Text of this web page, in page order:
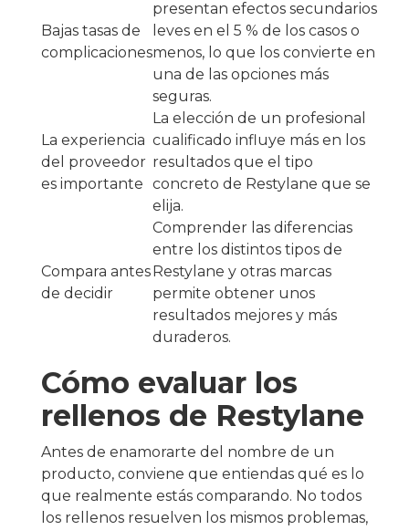
Bajas tasas de
complicaciones
presentan efectos secundarios
leves en el 5 % de los casos o
menos, lo que los convierte en
una de las opciones más
seguras.
La experiencia
del proveedor
es importante
La elección de un profesional
cualificado influye más en los
resultados que el tipo
concreto de Restylane que se
elija.
Compara antes
de decidir
Comprender las diferencias
entre los distintos tipos de
Restylane y otras marcas
permite obtener unos
resultados mejores y más
duraderos.
Cómo evaluar los
rellenos de Restylane
Antes de enamorarte del nombre de un
producto, conviene que entiendas qué es lo
que realmente estás comparando. No todos
los rellenos resuelven los mismos problemas,